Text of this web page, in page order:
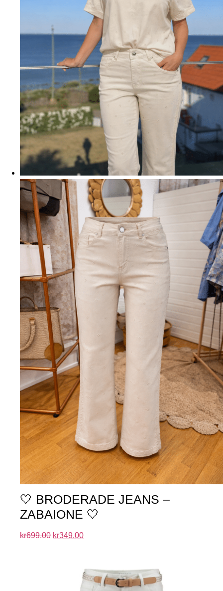
🤍 BRODERADE JEANS –
ZABAIONE 🤍
kr699.00 kr349.00